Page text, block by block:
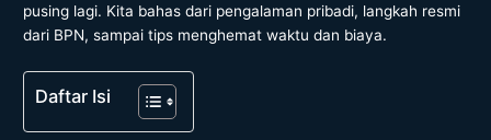
pusing lagi. Kita bahas dari pengalaman pribadi, langkah resmi
dari BPN, sampai tips menghemat waktu dan biaya.
Daftar Isi